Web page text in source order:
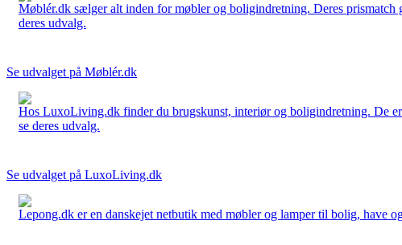
Møblér.dk sælger alt inden for møbler og boligindretning. Deres
deres udvalg.
Se udvalget på Møblér.dk
Hos LuxoLiving.dk finder du brugskunst, interiør og boligindretning. De
se deres udvalg.
Se udvalget på LuxoLiving.dk
Lepong.dk er en danskejet netbutik med møbler og lamper til bolig, have